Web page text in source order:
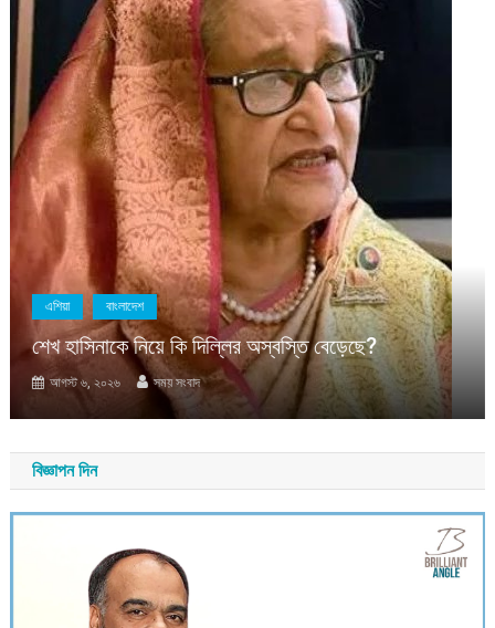
এশিয়া বাংলাদেশ
শেখ হাসিনাকে নিয়ে কি দিল্লির অস্বস্তি বেড়েছে?
আগস্ট ৬, ২০২৬ সময় সংবাদ
বিজ্ঞাপন দিন